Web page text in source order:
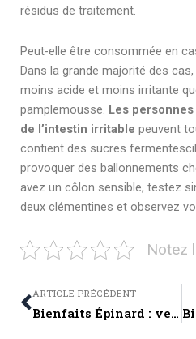
résidus de traitement.
Peut-elle être consommée en
Dans la grande majorité des
moins acide et moins irritante
pamplemousse. Les
de l’intestin irritable peuvent
contient des sucres
provoquer des ballonnements
avez un côlon sensible, testez
deux clémentines et observez
Notez
Prev
ARTICLE PRÉCÉDENT
Bienfaits Épinard : vertus santé, nutriments, dangers et conseils pour en profiter au maximum